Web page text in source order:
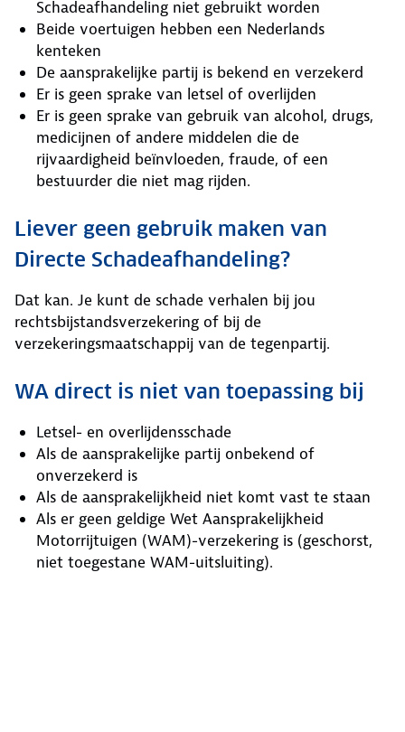
Schadeafhandeling niet gebruikt worden
Beide voertuigen hebben een Nederlands
kenteken
De aansprakelijke partij is bekend en verzekerd
Er is geen sprake van letsel of overlijden
Er is geen sprake van gebruik van alcohol, drugs,
medicijnen of andere middelen die de
rijvaardigheid beïnvloeden, fraude, of een
bestuurder die niet mag rijden.
Liever geen gebruik maken van
Directe Schadeafhandeling?
Dat kan. Je kunt de schade verhalen bij jou
rechtsbijstandsverzekering of bij de
verzekeringsmaatschappij van de tegenpartij.
WA direct is niet van toepassing bij
Letsel- en overlijdensschade
Als de aansprakelijke partij onbekend of
onverzekerd is
Als de aansprakelijkheid niet komt vast te staan
Als er geen geldige Wet Aansprakelijkheid
Motorrijtuigen (WAM)-verzekering is (geschorst,
niet toegestane WAM-uitsluiting).